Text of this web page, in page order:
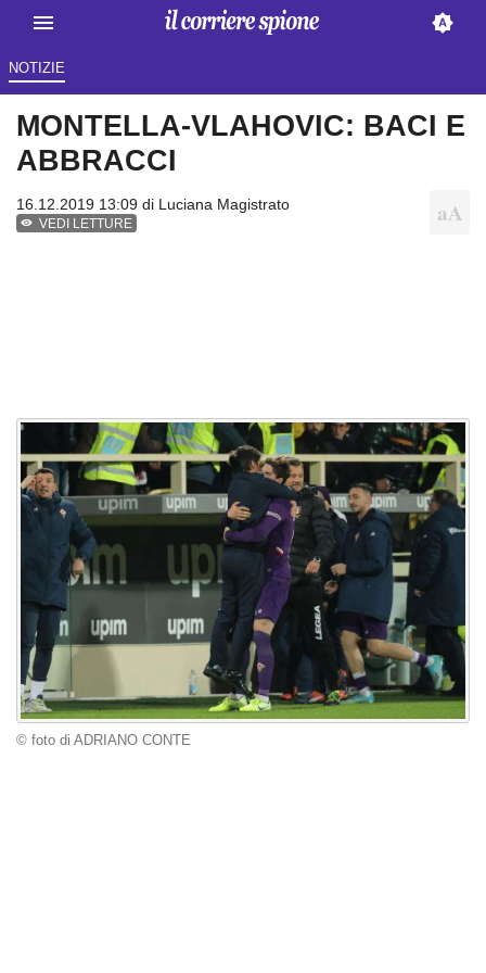
NOTIZIE
MONTELLA-VLAHOVIC: BACI E
ABBRACCI
16.12.2019 13:09 di Luciana Magistrato
VEDI LETTURE
© foto di ADRIANO CONTE